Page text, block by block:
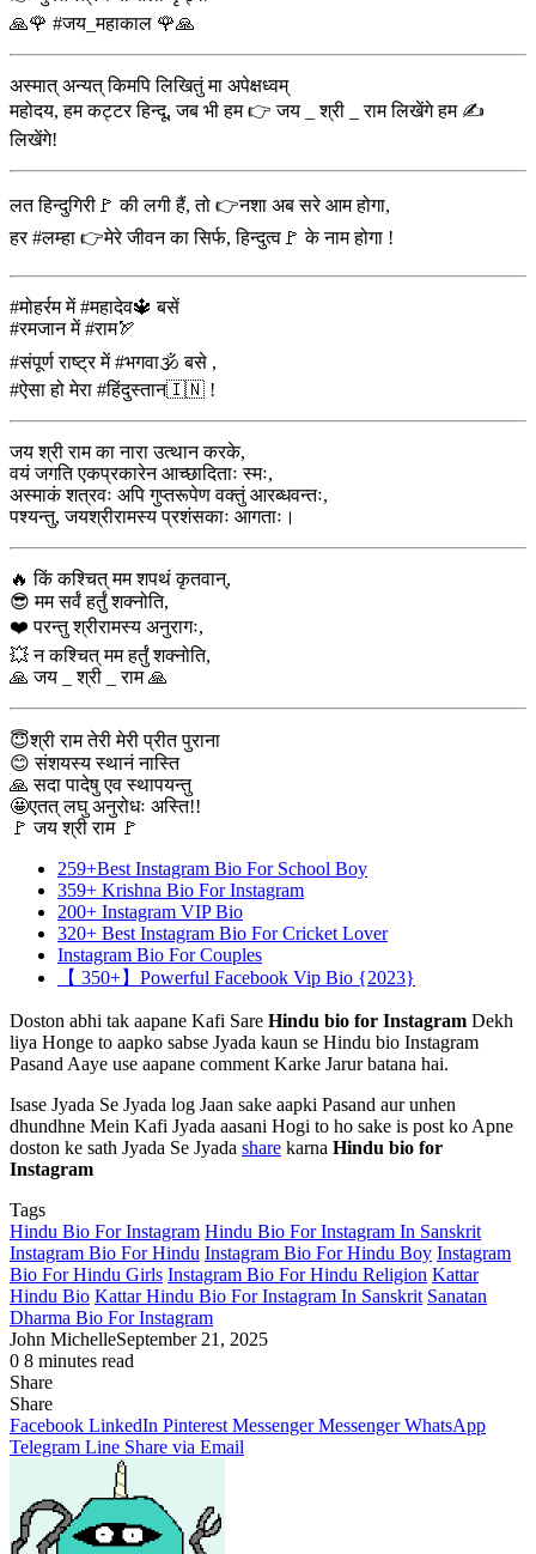
🙏🌹 #जय_महाकाल 🌹🙏
अस्मात् अन्यत् किमपि लिखितुं मा अपेक्षध्वम्
महोदय, हम कट्टर हिन्दू, जब भी हम 👉 जय _ श्री _ राम लिखेंगे हम ✍️
लिखेंगे!
लत हिन्दुगिरी🚩 की लगी हैं, तो 👉नशा अब सरे आम होगा,
हर #लम्हा 👉मेरे जीवन का सिर्फ, हिन्दुत्व🚩 के नाम होगा !
#मोहर्रम में #महादेव🔱 बसें
#रमजान में #राम🏹
#संपूर्ण राष्ट्र में #भगवा🕉️ बसे ,
#ऐसा हो मेरा #हिंदुस्तान🇮🇳 !
जय श्री राम का नारा उत्थान करके,
वयं जगति एकप्रकारेन आच्छादिताः स्मः,
अस्माकं शत्रवः अपि गुप्तरूपेण वक्तुं आरब्धवन्तः,
पश्यन्तु, जयश्रीरामस्य प्रशंसकाः आगताः।
🔥 किं कश्चित् मम शपथं कृतवान्,
😎 मम सर्वं हर्तुं शक्नोति,
❤️ परन्तु श्रीरामस्य अनुरागः,
💥 न कश्चित् मम हर्तुं शक्नोति,
🙏 जय _ श्री _ राम 🙏
😇श्री राम तेरी मेरी प्रीत पुराना
😊 संशयस्य स्थानं नास्ति
🙏 सदा पादेषु एव स्थापयन्तु
🤩एतत् लघु अनुरोधः अस्ति!!
🚩 जय श्री राम 🚩
259+Best Instagram Bio For School Boy
359+ Krishna Bio For Instagram
200+ Instagram VIP Bio
320+ Best Instagram Bio For Cricket Lover
Instagram Bio For Couples
【 350+】Powerful Facebook Vip Bio {2023}
Doston abhi tak aapane Kafi Sare Hindu bio for Instagram Dekh
liya Honge to aapko sabse Jyada kaun se Hindu bio Instagram
Pasand Aaye use aapane comment Karke Jarur batana hai.
Isase Jyada Se Jyada log Jaan sake aapki Pasand aur unhen
dhundhne Mein Kafi Jyada aasani Hogi to ho sake is post ko Apne
doston ke sath Jyada Se Jyada share karna Hindu bio for
Instagram
Tags
Hindu Bio For Instagram Hindu Bio For Instagram In Sanskrit
Instagram Bio For Hindu Instagram Bio For Hindu Boy Instagram
Bio For Hindu Girls Instagram Bio For Hindu Religion Kattar
Hindu Bio Kattar Hindu Bio For Instagram In Sanskrit Sanatan
Dharma Bio For Instagram
John MichelleSeptember 21, 2025
0 8 minutes read
Share
Facebook
X
LinkedIn
Pinterest
Messenger
Messenger
WhatsApp
Telegram
Share
via
Email
Share
Facebook LinkedIn Pinterest Messenger Messenger WhatsApp
Telegram Line Share via Email